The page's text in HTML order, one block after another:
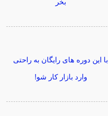
بخر
با این دوره های رایگان به راحتی
وارد بازار کار شو!